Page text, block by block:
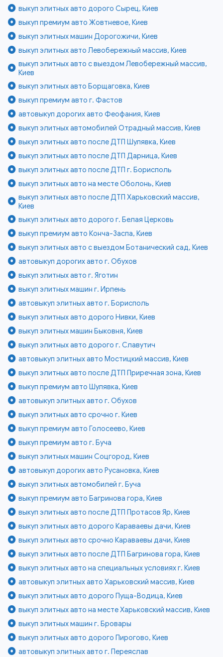
выкуп элитных авто дорого Сырец, Киев
выкуп премиум авто Жовтневое, Киев
выкуп элитных машин Дорогожичи, Киев
выкуп элитных авто Левобережный массив, Киев
выкуп элитных авто с выездом Левобережный массив,
Киев
выкуп элитных авто Борщаговка, Киев
выкуп премиум авто г. Фастов
автовыкуп дорогих авто Феофания, Киев
выкуп элитных автомобилей Отрадный массив, Киев
выкуп элитных авто после ДТП Шулявка, Киев
выкуп элитных авто после ДТП Дарница, Киев
выкуп элитных авто после ДТП г. Борисполь
выкуп элитных авто на месте Оболонь, Киев
выкуп элитных авто после ДТП Харьковский массив,
Киев
выкуп элитных авто дорого г. Белая Церковь
выкуп премиум авто Конча-Заспа, Киев
выкуп элитных авто с выездом Ботанический сад, Киев
автовыкуп дорогих авто г. Обухов
выкуп элитных авто г. Яготин
выкуп элитных машин г. Ирпень
автовыкуп элитных авто г. Борисполь
выкуп элитных авто дорого Нивки, Киев
выкуп элитных машин Быковня, Киев
выкуп элитных авто дорого г. Славутич
автовыкуп элитных авто Мостицкий массив, Киев
выкуп элитных авто после ДТП Приречная зона, Киев
выкуп премиум авто Шулявка, Киев
автовыкуп элитных авто г. Обухов
выкуп элитных авто срочно г. Киев
выкуп премиум авто Голосеево, Киев
выкуп премиум авто г. Буча
выкуп элитных машин Соцгород, Киев
автовыкуп дорогих авто Русановка, Киев
выкуп элитных автомобилей г. Буча
выкуп премиум авто Багринова гора, Киев
выкуп элитных авто после ДТП Протасов Яр, Киев
выкуп элитных авто дорого Караваевы дачи, Киев
выкуп элитных авто срочно Караваевы дачи, Киев
выкуп элитных авто после ДТП Багринова гора, Киев
выкуп элитных авто на специальных условиях г. Киев
автовыкуп элитных авто Харьковский массив, Киев
выкуп элитных авто дорого Пуща-Водица, Киев
выкуп элитных авто на месте Харьковский массив, Киев
выкуп элитных машин г. Бровары
выкуп элитных авто дорого Пирогово, Киев
автовыкуп элитных авто г. Переяслав